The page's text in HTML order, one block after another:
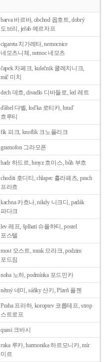
barva 바르바, obchod 옵호트, dobrý
도브리, jeřab 예르자프
cigareta 치가레타, nemocnice
네모츠니체, nemoc 네모츠
čapek 차페크, kulečnik 쿨레치니크,
míč 미치
dech 데흐, divadlo 디바들로, led 레트
d'ábel 댜벨, lod'ka 로티카, hrud'
흐루티
fík 피크, knoflík 크노플리크
gramofon 그라모폰
hadr 하드르, hmyz 흐미스, bůh 부흐
choditi 호디티, chlapec 흘라페츠, prach
프라흐
kachna 카흐나, nikdy 니크디, padák
파다크
lev 레프, šplhati 슈플하티, postel
포스텔
most 모스트, mrak 므라크, podzim
포드짐
noha 노하, podmínka 포드민카
němý 네미, sáňky 산키, Plzeň 플젠
Praha 프라하, koroptev 코롭테프, strop
스트로프
quasi 크바시
ruka 루카, harmonika 하르모니카, mír
미르